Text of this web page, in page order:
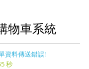
物車系統
資料傳送錯誤!
秒